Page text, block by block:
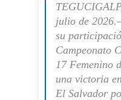
julio de
su
Campeonato
17 Femenino
una victoria
El Salvador